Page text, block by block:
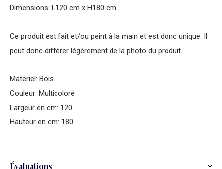
Dimensions: L120 cm x H180 cm
Ce produit est fait et/ou peint à la main et est donc unique. Il
peut donc différer légèrement de la photo du produit.
Materiel: Bois
Couleur: Multicolore
Largeur en cm: 120
Hauteur en cm: 180
Évaluations